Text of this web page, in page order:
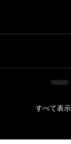
すべて表示